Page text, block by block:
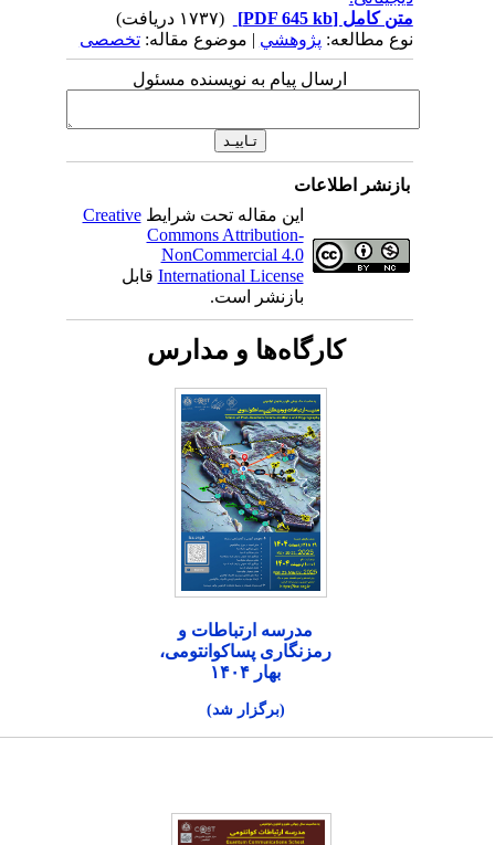
متن کامل[PDF 645 kb]
نوع مطالعه:پژوهشي| موضوع مقاله:تخصصی
ارسال پیام به نویسنده مسئول
بازنشر اطلاعات
این مقاله تحت شرایطCreative
Commons Attribution-
NonCommercial 4.0
International Licenseقابل
بازنشر است.
کارگاه‌ها و مدارس
مدرسه ارتباطات و
رمزنگاری پساکوانتومی،
بهار ۱۴۰۴
(برگزار شد)